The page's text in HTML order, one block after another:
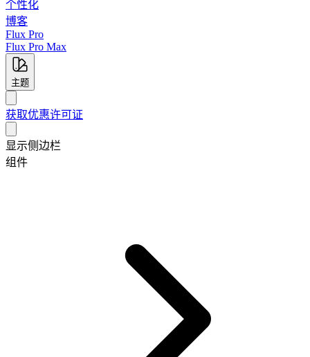
个性化
博客
Flux Pro
Flux Pro Max
主题
获取优惠许可证
显示侧边栏
组件